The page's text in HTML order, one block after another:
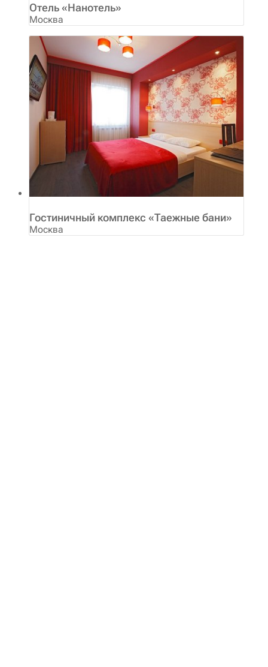
Отель «Нанотель»
Москва
Гостиничный комплекс «Таежные бани»
Москва